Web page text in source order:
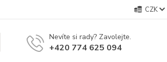
CZK
Nevíte si rady? Zavolejte.
+420 774 625 094